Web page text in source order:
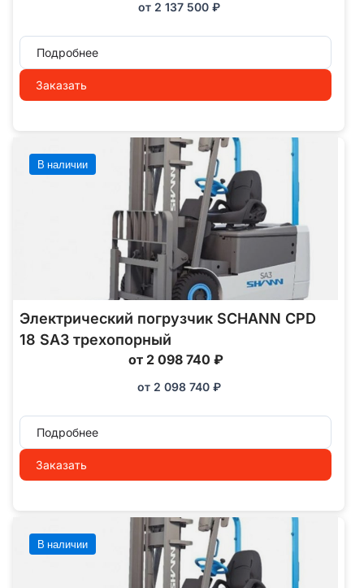
от 2 137 500 ₽
Подробнее
Заказать
В наличии
Электрический погрузчик SCHANN CPD
18 SA3 трехопорный
от 2 098 740 ₽
от 2 098 740 ₽
Подробнее
Заказать
В наличии